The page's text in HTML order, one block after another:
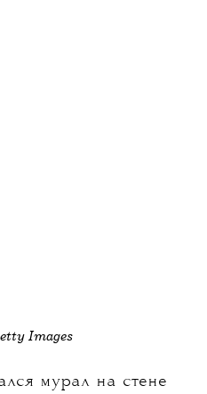
Images
мурал на стене